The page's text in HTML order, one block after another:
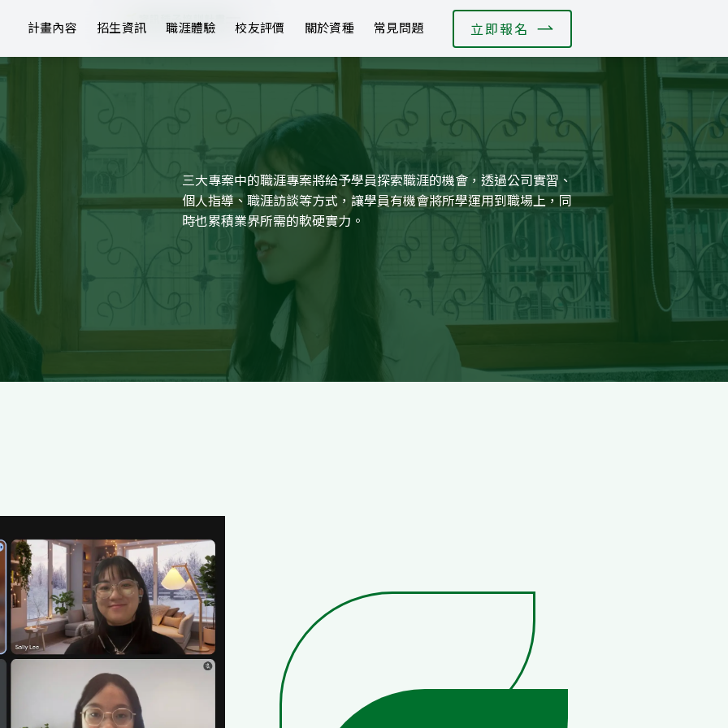
計畫內容 招生資訊 職涯體驗 校友評價 關於資種 常見問題 立即報名
三大專案中的職涯專案將給予學員探索職涯的機會，透過公司實習、
個人指導、職涯訪談等方式，讓學員有機會將所學運用到職場上，同
時也累積業界所需的軟硬實力。